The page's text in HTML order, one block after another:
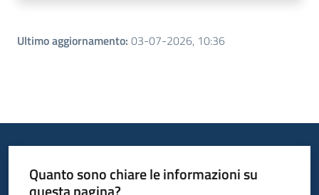
Ultimo aggiornamento: 03-07-2026, 10:36
Quanto sono chiare le informazioni su